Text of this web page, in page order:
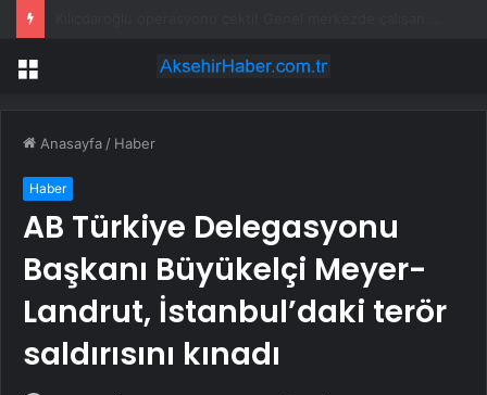
Menü
Anasayfa / Haber
Haber
AB Türkiye Delegasyonu
Başkanı Büyükelçi Meyer-
Landrut, İstanbul’daki terör
saldırısını kınadı